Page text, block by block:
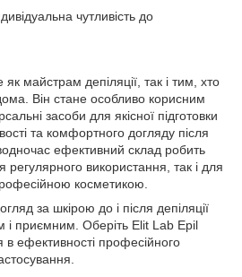
чутливість до
як майстрам депіляції, так і тим, хто
Він стане особливо корисним
засоби для якісної підготовки
та комфортного догляду після
ефективний склад робить
регулярного використання, так і для
косметикою.
за шкірою до і після депіляції
і приємним. Оберіть Elit Lab Epil
ефективності професійного